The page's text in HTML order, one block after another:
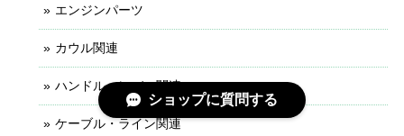
エンジンパーツ
カウル関連
ハンドル・レバー関連
ケーブル・ライン関連
ショップに質問する